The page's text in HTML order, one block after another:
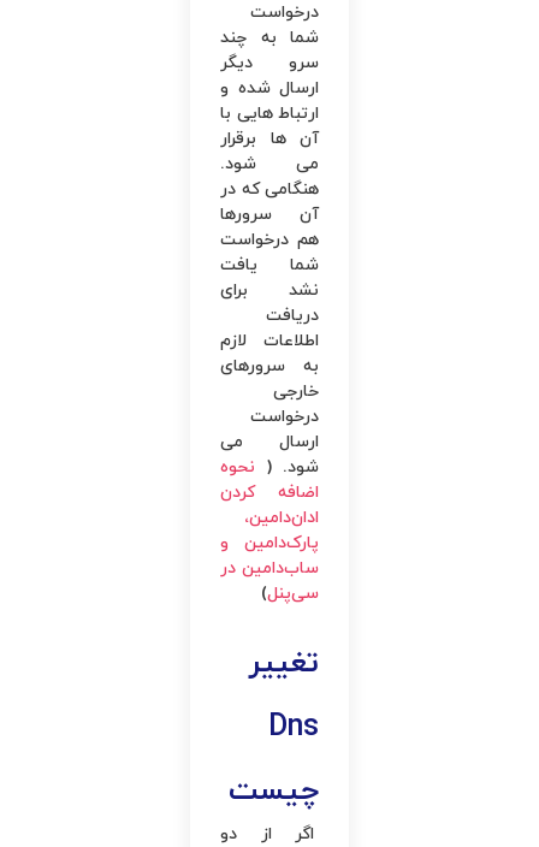
درخواست
شما به چند
سرو دیگر
ارسال شده و
ارتباط ‌هایی با
آن ‌ها برقرار
می ‌شود.
هنگامی ‌که در
آن سرورها
هم درخواست
شما یافت
نشد برای
دریافت
اطلاعات لازم
به سرورهای
خارجی
درخواست‌
ارسال می‌
شود. ( نحوه
اضافه کردن
ادان‌دامین،
پارک‌دامین و
ساب‌دامین در
سی‌پنل)
تغییر
Dns
چیست
اگر از دو